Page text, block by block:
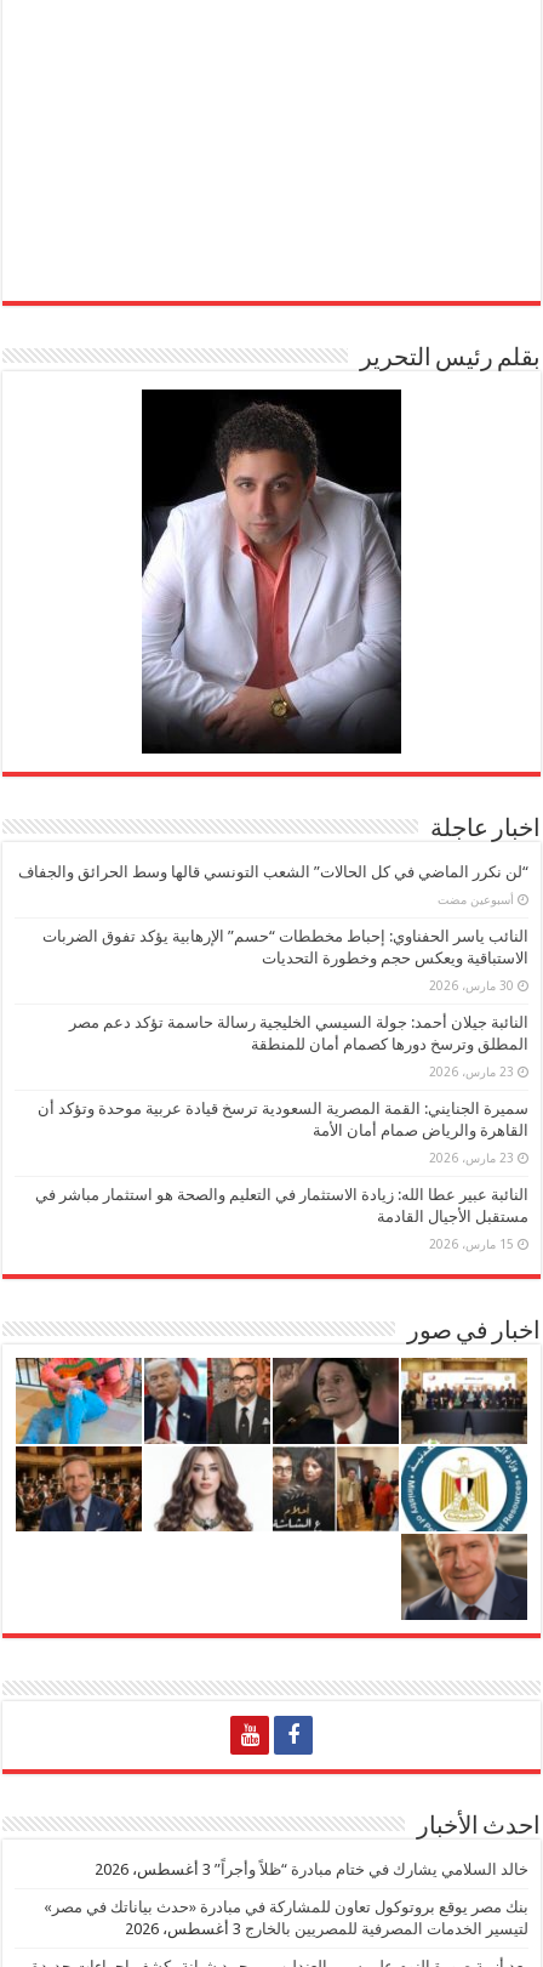
بقلم رئيس التحرير
اخبار عاجلة
“لن نكرر الماضي في كل الحالات” الشعب التونسي قالها وسط الحرائق والجفاف
‏أسبوعين مضت
النائب ياسر الحفناوي: إحباط مخططات “حسم” الإرهابية يؤكد تفوق الضربات
الاستباقية ويعكس حجم وخطورة التحديات
30 مارس، 2026
النائبة جيلان أحمد: جولة السيسي الخليجية رسالة حاسمة تؤكد دعم مصر
المطلق وترسخ دورها كصمام أمان للمنطقة
23 مارس، 2026
سميرة الجنايني: القمة المصرية السعودية ترسخ قيادة عربية موحدة وتؤكد أن
القاهرة والرياض صمام أمان الأمة
23 مارس، 2026
النائبة عبير عطا الله: زيادة الاستثمار في التعليم والصحة هو استثمار مباشر في
مستقبل الأجيال القادمة
15 مارس، 2026
اخبار في صور
احدث الأخبار
خالد السلامي يشارك في ختام مبادرة “ظلاً وأجراً” 3 أغسطس، 2026
بنك مصر يوقع بروتوكول تعاون للمشاركة في مبادرة «حدث بياناتك في مصر»
لتيسير الخدمات المصرفية للمصريين بالخارج 3 أغسطس، 2026